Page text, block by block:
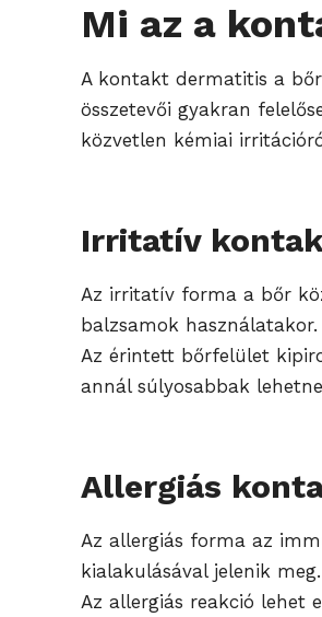
Mi az a
A kontakt dermatitis a
összetevői gyakran
közvetlen kémiai
Irritatív
Az irritatív forma a bőr
balzsamok használatakor.
Az érintett bőrfelület
annál súlyosabbak
Allergiás
Az allergiás forma az
kialakulásával jelenik meg.
Az allergiás reakció lehet